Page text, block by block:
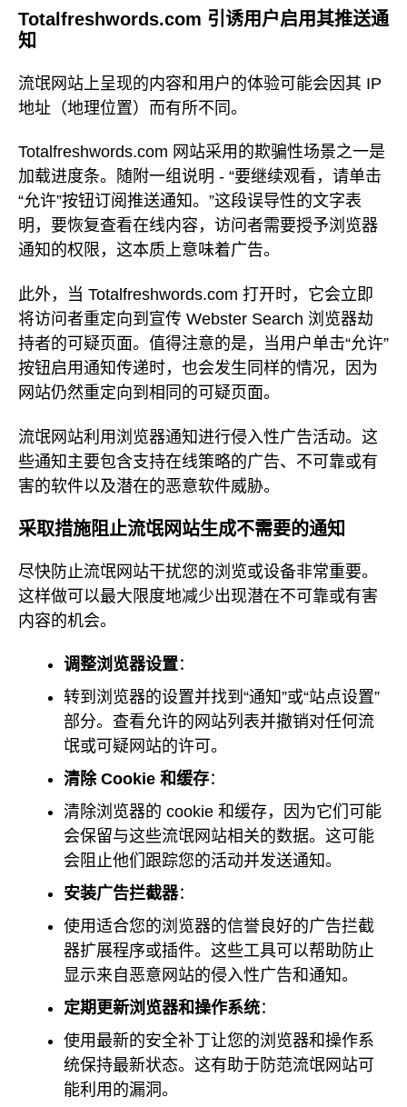
Totalfreshwords.com 引诱用户启用其推送通
知
流氓网站上呈现的内容和用户的体验可能会因其 IP
地址（地理位置）而有所不同。
Totalfreshwords.com 网站采用的欺骗性场景之一是
加载进度条。随附一组说明 - “要继续观看，请单击
“允许”按钮订阅推送通知。”这段误导性的文字表
明，要恢复查看在线内容，访问者需要授予浏览器
通知的权限，这本质上意味着广告。
此外，当 Totalfreshwords.com 打开时，它会立即
将访问者重定向到宣传 Webster Search 浏览器劫
持者的可疑页面。值得注意的是，当用户单击“允许”
按钮启用通知传递时，也会发生同样的情况，因为
网站仍然重定向到相同的可疑页面。
流氓网站利用浏览器通知进行侵入性广告活动。这
些通知主要包含支持在线策略的广告、不可靠或有
害的软件以及潜在的恶意软件威胁。
采取措施阻止流氓网站生成不需要的通知
尽快防止流氓网站干扰您的浏览或设备非常重要。
这样做可以最大限度地减少出现潜在不可靠或有害
内容的机会。
调整浏览器设置：
转到浏览器的设置并找到“通知”或“站点设置”
部分。查看允许的网站列表并撤销对任何流
氓或可疑网站的许可。
清除 Cookie 和缓存：
清除浏览器的 cookie 和缓存，因为它们可能
会保留与这些流氓网站相关的数据。这可能
会阻止他们跟踪您的活动并发送通知。
安装广告拦截器：
使用适合您的浏览器的信誉良好的广告拦截
器扩展程序或插件。这些工具可以帮助防止
显示来自恶意网站的侵入性广告和通知。
定期更新浏览器和操作系统：
使用最新的安全补丁让您的浏览器和操作系
统保持最新状态。这有助于防范流氓网站可
能利用的漏洞。